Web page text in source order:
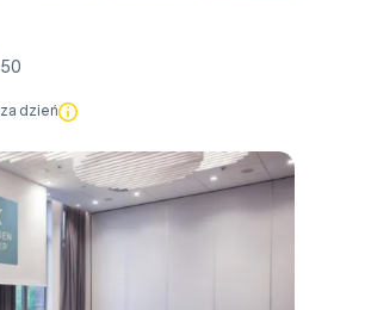
50
za dzień